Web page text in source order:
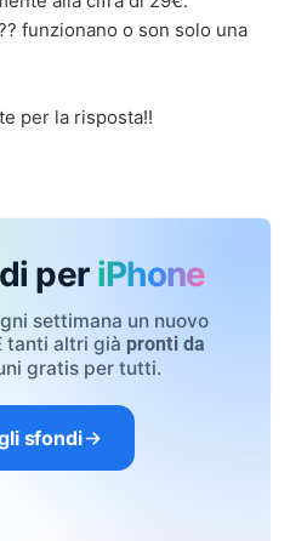
funzionano o son solo una
per la risposta!!
per iPhone
settimana un nuovo
tanti altri già pronti da
gratis per tutti.
sfondi